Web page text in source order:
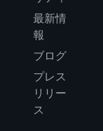
最新情
報
ブログ
プレス
リリー
ス